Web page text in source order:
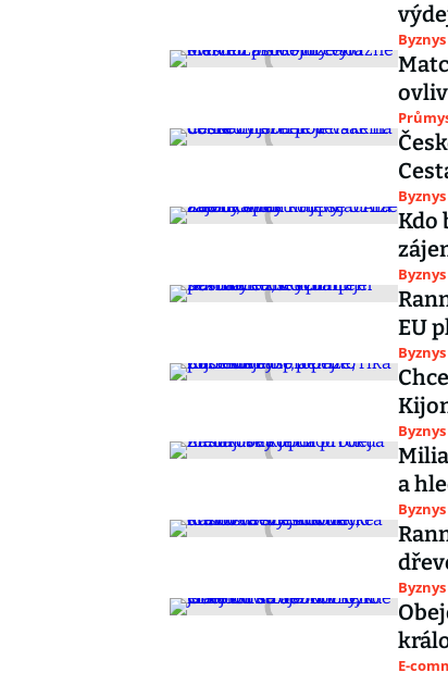
Byznys
Byznys
Kdo
Byznys
EU
Byznys
Byznys
a
Byznys
Byznys
E-